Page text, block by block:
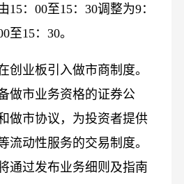
：00至15：30调整为9：
至15：30。
创业板引入做市商制度。
做市业务资格的证券公
做市协议，为投资者提供
流动性服务的交易制度。
通过发布业务细则及指南